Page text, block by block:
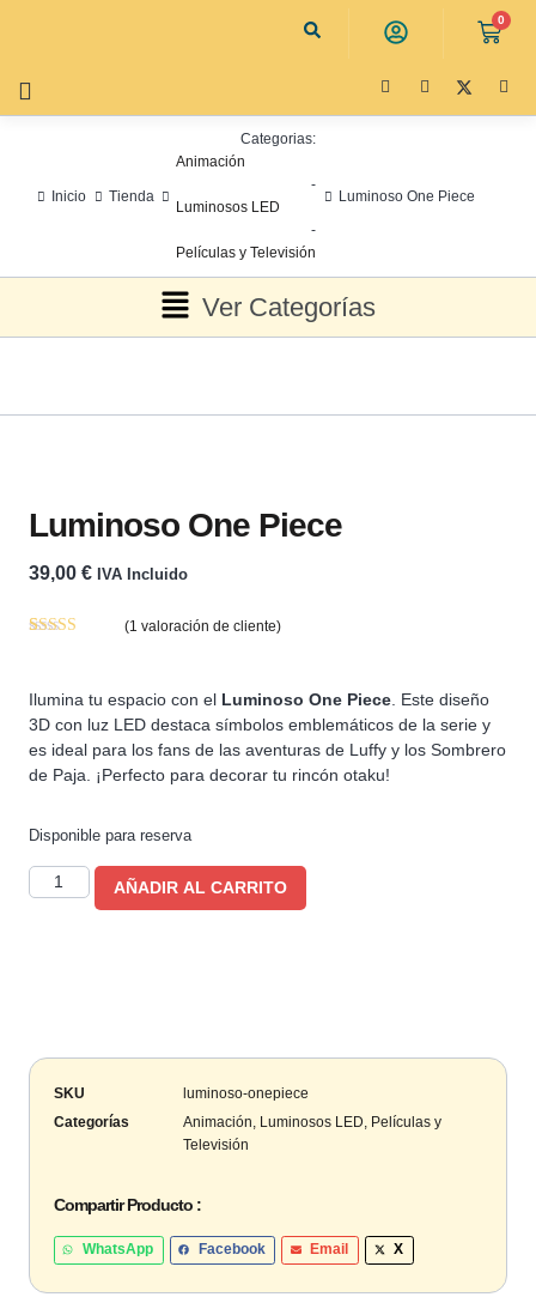
0
Inicio Tienda
Categorias:
Animación
-
Luminosos LED
-
Películas y Televisión
Luminoso One Piece
Ver Categorías
Luminoso One Piece
39,00 € IVA Incluido
valoración
de un cliente
(1 valoración de cliente)
Ilumina tu espacio con el Luminoso One Piece . Este diseño
3D con luz LED destaca símbolos emblemáticos de la serie y
es ideal para los fans de las aventuras de Luffy y los Sombrero
de Paja. ¡Perfecto para decorar tu rincón otaku!
Disponible para reserva
AÑADIR AL CARRITO
SKU
luminoso-onepiece
Categorías
Animación, Luminosos LED, Películas y
Televisión
Compartir Producto :
WhatsApp Facebook Email X